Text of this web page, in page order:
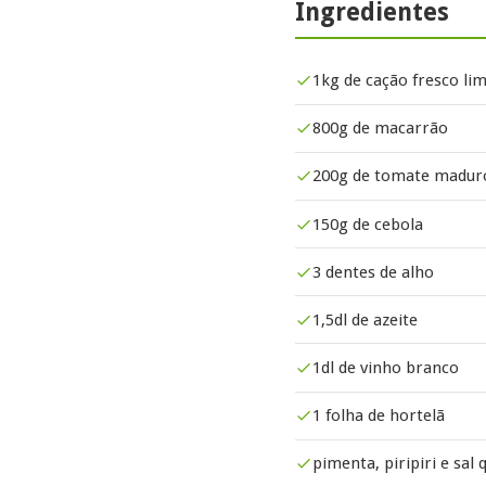
Ingredientes
1kg de cação fresco
800g de macarrão
200g de tomate
150g de cebola
3 dentes de alho
1,5dl de azeite
1dl de vinho branco
1 folha de hortelã
pimenta, piripiri e sal